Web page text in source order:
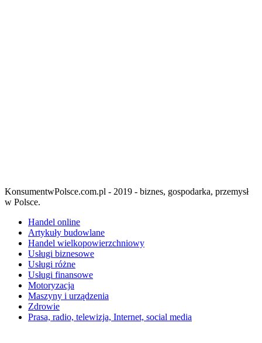
KonsumentwPolsce.com.pl - 2019 - biznes, gospodarka, przemysł
w Polsce.
Handel online
Artykuły budowlane
Handel wielkopowierzchniowy
Usługi biznesowe
Usługi różne
Usługi finansowe
Motoryzacja
Maszyny i urządzenia
Zdrowie
Prasa, radio, telewizja, Internet, social media